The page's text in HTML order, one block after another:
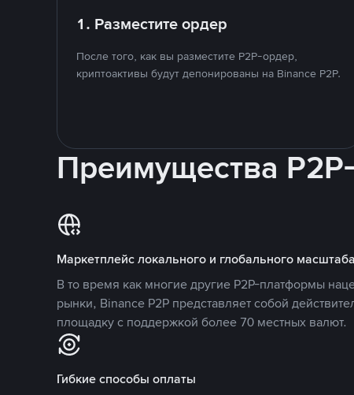
1. Разместите ордер
После того, как вы разместите P2P-ордер,
криптоактивы будут депонированы на Binance P2P.
Преимущества
Маркетплейс локального и глобального масштаба
В то время как многие другие P2P-платформы
рынки, Binance P2P представляет собой
площадку с поддержкой более 70 местных валют.
Гибкие способы оплаты